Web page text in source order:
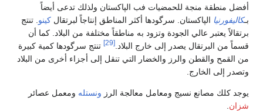
فب الپاكستان ولذلك تدعى أيضاً
أكثر المناطق إنتاجاً لبرتقالكينو . تنتج
به مناطقاً مختلفة من البلاد. كما أن
البلاد.
تنتج سرگودها كمية كبيرة
التي تنقل إلى أجزاء أخرى من البلاد
معالجة الرزونستلهومعمل عصائر